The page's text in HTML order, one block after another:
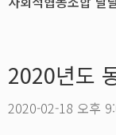
2020년도
2020-02-18 오후